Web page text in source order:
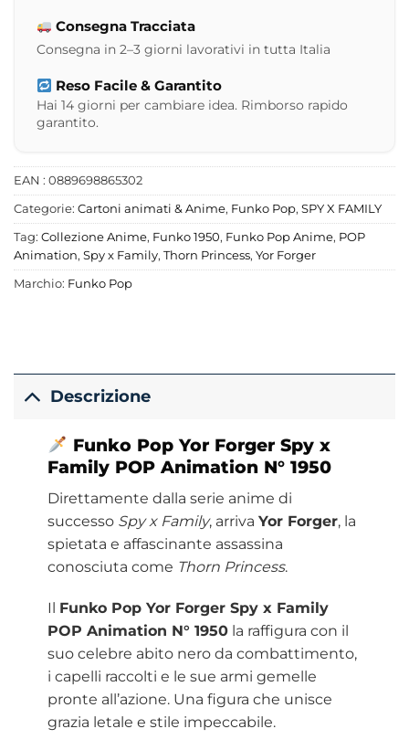
Consegna Tracciata
Consegna in 2–3 giorni lavorativi in tutta Italia
Reso Facile & Garantito
Hai 14 giorni per cambiare idea. Rimborso rapido
garantito.
EAN : 0889698865302
Categorie: Cartoni animati & Anime, Funko Pop, SPY X FAMILY
Tag: Collezione Anime, Funko 1950, Funko Pop Anime, POP
Animation, Spy x Family, Thorn Princess, Yor Forger
Marchio: Funko Pop
Descrizione
Funko Pop Yor Forger Spy x
Family POP AnimationN° 1950
Direttamente dalla serie anime di
successo Spy x Family, arriva Yor Forger, la
spietata e affascinante assassina
conosciuta come Thorn Princess.
Il Funko Pop Yor Forger Spy x Family
POP Animation N° 1950la raffigura con il
suo celebre abito nero da combattimento,
i capelli raccolti e le sue armi gemelle
pronte all’azione. Una figura che unisce
grazia letale e stile impeccabile.